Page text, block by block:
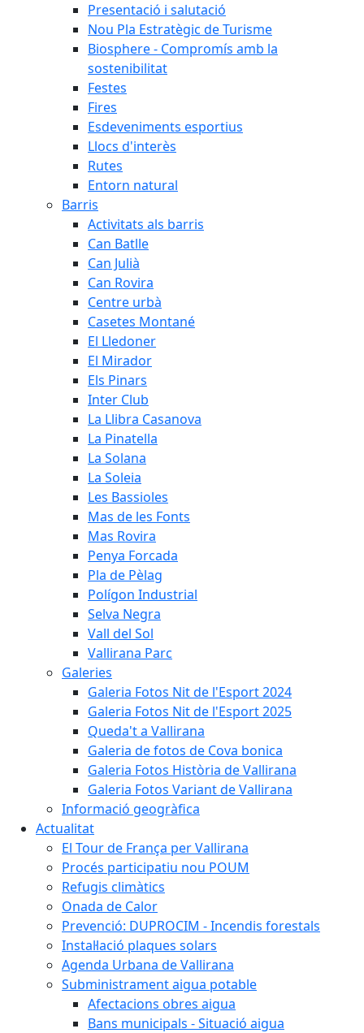
Presentació i salutació
Nou Pla Estratègic de Turisme
Biosphere - Compromís amb la
sostenibilitat
Festes
Fires
Esdeveniments esportius
Llocs d'interès
Rutes
Entorn natural
Barris
Activitats als barris
Can Batlle
Can Julià
Can Rovira
Centre urbà
Casetes Montané
El Lledoner
El Mirador
Els Pinars
Inter Club
La Llibra Casanova
La Pinatella
La Solana
La Soleia
Les Bassioles
Mas de les Fonts
Mas Rovira
Penya Forcada
Pla de Pèlag
Polígon Industrial
Selva Negra
Vall del Sol
Vallirana Parc
Galeries
Galeria Fotos Nit de l'Esport 2024
Galeria Fotos Nit de l'Esport 2025
Queda't a Vallirana
Galeria de fotos de Cova bonica
Galeria Fotos Història de Vallirana
Galeria Fotos Variant de Vallirana
Informació geogràfica
Actualitat
El Tour de França per Vallirana
Procés participatiu nou POUM
Refugis climàtics
Onada de Calor
Prevenció: DUPROCIM - Incendis forestals
Instal·lació plaques solars
Agenda Urbana de Vallirana
Subministrament aigua potable
Afectacions obres aigua
Bans municipals - Situació aigua